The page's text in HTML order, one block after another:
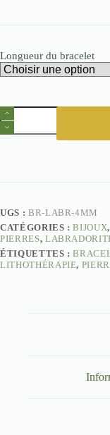
Longueur du bracelet
quantité
de
Bracelet
UGS : BR-LABR-4MM
CATÉGORIES :BIJOUX,
PIERRES,
ÉTIQUETTES :
LITHOTHÉRAPIE,